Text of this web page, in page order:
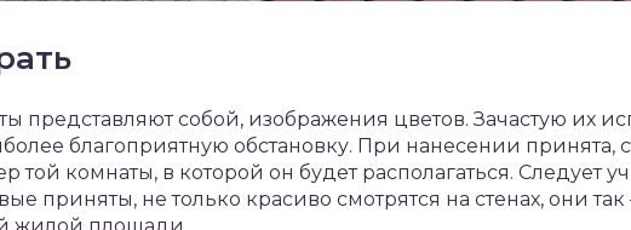
представляют собой, изображения цветов. Зачастую их
благоприятную обстановку. При нанесении принята,
комнаты, в которой он будет располагаться. Следует
приняты, не только красиво смотрятся на стенах, они